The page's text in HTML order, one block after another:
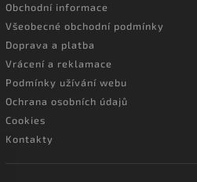
Obchodní informace
Všeobecné obchodní podmínky
Doprava a platba
Vrácení a reklamace
Podmínky užívání webu
Ochrana osobních údajů
Cookies
Kontakty